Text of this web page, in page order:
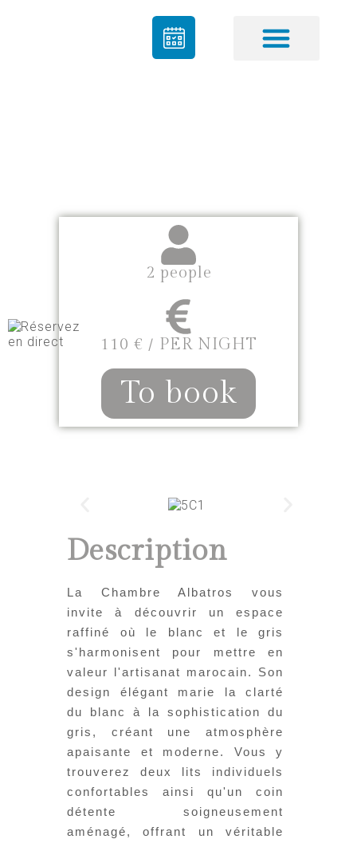
2 people
110 € / PER NIGHT
To book
Description
La Chambre Albatros vous
invite à découvrir un espace
raffiné où le blanc et le gris
s'harmonisent pour mettre en
valeur l'artisanat marocain. Son
design élégant marie la clarté
du blanc à la sophistication du
gris, créant une atmosphère
apaisante et moderne. Vous y
trouverez deux lits individuels
confortables ainsi qu'un coin
détente soigneusement
aménagé, offrant un véritable